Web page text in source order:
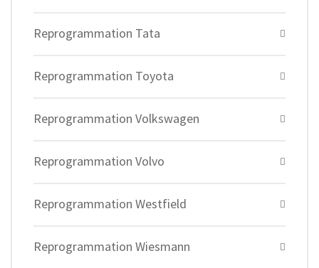
Reprogrammation Tata
Reprogrammation Toyota
Reprogrammation Volkswagen
Reprogrammation Volvo
Reprogrammation Westfield
Reprogrammation Wiesmann